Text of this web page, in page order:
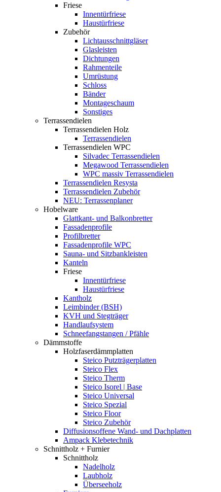
Friese
Innentürfriese
Haustürfriese
Zubehör
Lichtausschnittgläser
Glasleisten
Dichtungen
Rahmenteile
Umrüstung
Schloss
Bänder
Montageschaum
Sonstiges
Terrassendielen
Terrassendielen Holz
Terrassendielen
Terrassendielen WPC
Silvadec Terrassendielen
Megawood Terrassendielen
WPC massiv Terrassendielen
Terrassendielen Resysta
Terrassendielen Zubehör
NEU: Terrassenplaner
Hobelware
Glattkant- und Balkonbretter
Fassadenprofile
Profilbretter
Fassadenprofile WPC
Sauna- und Sitzbankleisten
Kanteln
Friese
Innentürfriese
Haustürfriese
Kantholz
Leimbinder (BSH)
KVH und Stegträger
Handlaufsystem
Schneefangstangen / Pfähle
Dämmstoffe
Holzfaserdämmplatten
Steico Putzträgerplatten
Steico Flex
Steico Therm
Steico Isorel | Base
Steico Universal
Steico Spezial
Steico Floor
Steico Zubehör
Diffusionsoffene Wand- und Dachplatten
Ampack Klebetechnik
Schnittholz + Furnier
Schnittholz
Nadelholz
Laubholz
Überseeholz